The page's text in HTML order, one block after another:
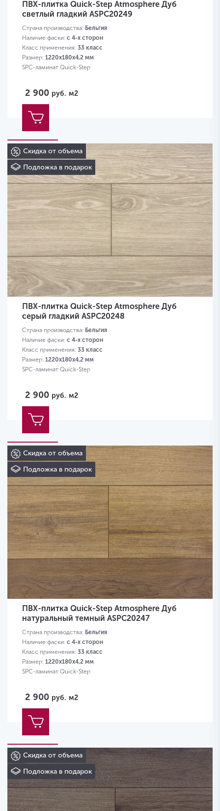
ПВХ-плитка Quick-Step Atmosphere Дуб
светлый гладкий ASPC20249
Страна производства: Бельгия
Наличие фаски: с 4-х сторон
Класс применения: 33 класс
Размер: 1220х180х4,2 мм
SPC-ламинат Quick-Step
2 900 руб. м2
Скидка от объема
Подложка в подарок
ПВХ-плитка Quick-Step Atmosphere Дуб
серый гладкий ASPC20248
Страна производства: Бельгия
Наличие фаски: с 4-х сторон
Класс применения: 33 класс
Размер: 1220х180х4,2 мм
SPC-ламинат Quick-Step
2 900 руб. м2
Скидка от объема
Подложка в подарок
ПВХ-плитка Quick-Step Atmosphere Дуб
натуральный темный ASPC20247
Страна производства: Бельгия
Наличие фаски: с 4-х сторон
Класс применения: 33 класс
Размер: 1220х180х4,2 мм
SPC-ламинат Quick-Step
2 900 руб. м2
Скидка от объема
Подложка в подарок